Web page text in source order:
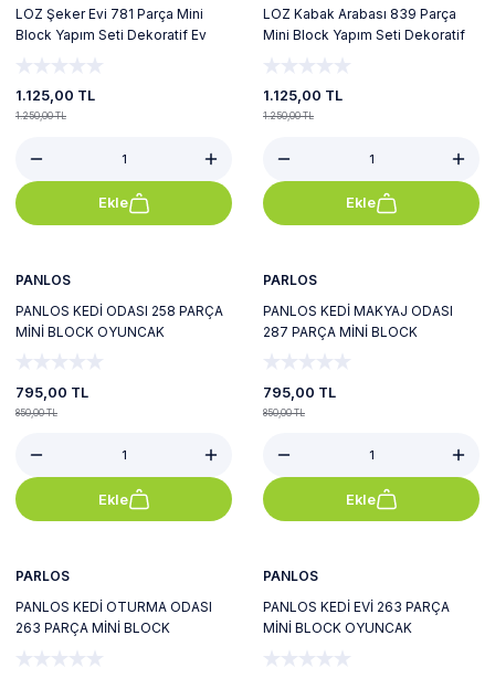
LOZ Şeker Evi 781 Parça Mini
Block Yapım Seti Dekoratif Ev
Model Oyuncak
1.125,00 TL
1.250,00 TL
Ekle
LOZ Kabak Arabası 839 Parça
Mini Block Yapım Seti Dekoratif
Araç Oyuncak
1.125,00 TL
1.250,00 TL
Ekle
Yeni
PANLOS
PANLOS KEDİ ODASI 258 PARÇA
MİNİ BLOCK OYUNCAK
795,00 TL
850,00 TL
Ekle
Yeni
PARLOS
PANLOS KEDİ MAKYAJ ODASI
287 PARÇA MİNİ BLOCK
OYUNCAK
795,00 TL
850,00 TL
Ekle
Yeni
PARLOS
PANLOS KEDİ OTURMA ODASI
263 PARÇA MİNİ BLOCK
OYUNCAK
Yeni
PANLOS
PANLOS KEDİ EVİ 263 PARÇA
MİNİ BLOCK OYUNCAK